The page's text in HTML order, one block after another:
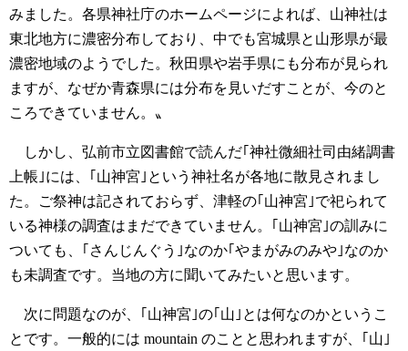
みました。各県神社庁のホームページによれば、山神社は
東北地方に濃密分布しており、中でも宮城県と山形県が最
濃密地域のようでした。秋田県や岩手県にも分布が見られ
ますが、なぜか青森県には分布を見いだすことが、今のと
ころできていません。〟
しかし、弘前市立図書館で読んだ｢神社微細社司由緒調書
上帳｣には、｢山神宮｣という神社名が各地に散見されまし
た。ご祭神は記されておらず、津軽の｢山神宮｣で祀られて
いる神様の調査はまだできていません。｢山神宮｣の訓みに
ついても、｢さんじんぐう｣なのか｢やまがみのみや｣なのか
も未調査です。当地の方に聞いてみたいと思います。
次に問題なのが、｢山神宮｣の｢山｣とは何なのかというこ
とです。一般的には mountain のことと思われますが、｢山｣